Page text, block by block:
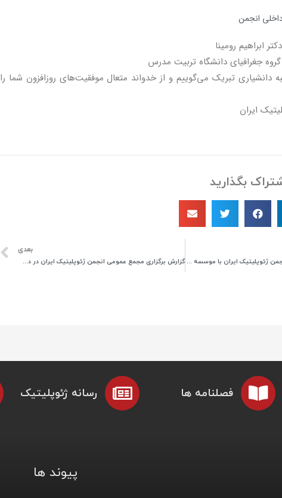
داخلی انجمن
ابراهیم رومینا
جغرافیای دانشگاه تربیت مدرس
دانشیاری تبریک می‌گوییم و از خدواند متعال موفقیت‌های روزافزون شما را
ایران
بگذارید
امضای تفاهم نامه بین انجمن ژئوپلیتیک ایران با موسسه آموزش عالی قشم
بعدی
گزارش برگزاری مجمع عمومی انجمن ژئوپلیتیک ایران در دی ماه ۱۴۰۰
فصلنامه ها رسانه ژئوپلیتیک
پیوند ها